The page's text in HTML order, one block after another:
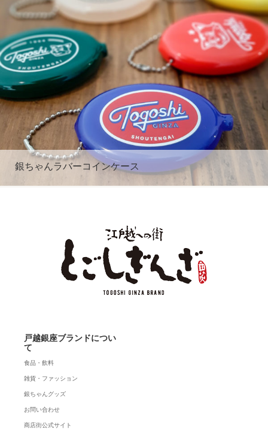
銀ちゃんラバーコインケース
戸越銀座ブランドについ
て
食品・飲料
雑貨・ファッション
銀ちゃんグッズ
お問い合わせ
商店街公式サイト